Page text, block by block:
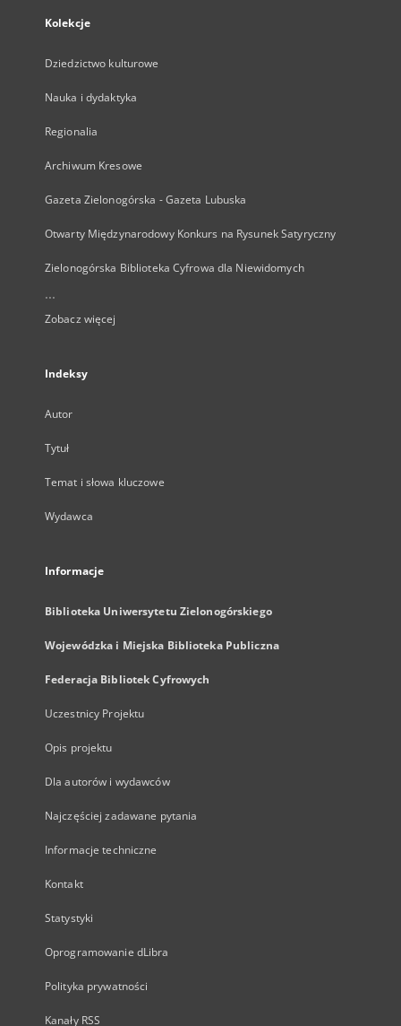
Kolekcje
Dziedzictwo kulturowe
Nauka i dydaktyka
Regionalia
Archiwum Kresowe
Gazeta Zielonogórska - Gazeta Lubuska
Otwarty Międzynarodowy Konkurs na Rysunek Satyryczny
Zielonogórska Biblioteka Cyfrowa dla Niewidomych
...
Zobacz więcej
Indeksy
Autor
Tytuł
Temat i słowa kluczowe
Wydawca
Informacje
Biblioteka Uniwersytetu Zielonogórskiego
Wojewódzka i Miejska Biblioteka Publiczna
Federacja Bibliotek Cyfrowych
Uczestnicy Projektu
Opis projektu
Dla autorów i wydawców
Najczęściej zadawane pytania
Informacje techniczne
Kontakt
Statystyki
Oprogramowanie dLibra
Polityka prywatności
Kanały RSS